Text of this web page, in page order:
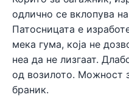
одлично се вклопува
Патосницата е
мека гума, која не
неа да не лизгаат.
од возилото. Можност
браник.